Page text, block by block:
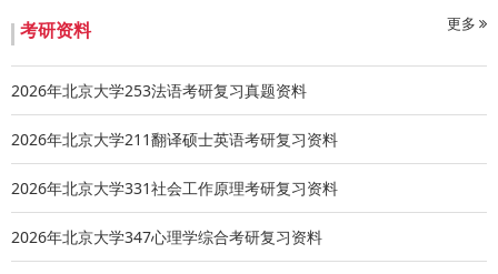
申请者应保证所提交的所有电子信息及纸版材料的真实性、
有效性、完整性，如因不实信息或者伪造材料所造成的后果
完全由本人承担。
三、申请提交：
1.网上报名地址：https://admission.pku.edu.cn(建议使用
(填写时请根据自己的研究兴趣选择相应的领域，提交后不可
修改)。报名时间：6月7日至6月16日23:59。
2.准备好前述各项纸质申请材料(恕不退回)，于2025年6月16
考研资料 更多
2026年北京大学253法语考研复习真题资料
2026年北京大学211翻译硕士英语考研复习资料
2026年北京大学331社会工作原理考研复习资料
2026年北京大学347心理学综合考研复习资料